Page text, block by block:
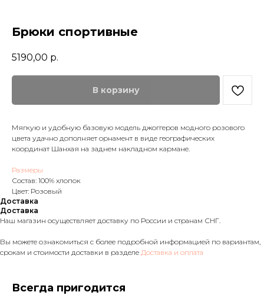
Брюки спортивные
5190,00 р.
В корзину
Мягкую и удобную базовую модель джоггеров модного розового
цвета удачно дополняет орнамент в виде географических
координат Шанхая на заднем накладном кармане.
Размеры
Состав: 100% хлопок
Цвет: Розовый
Доставка
Доставка
Наш магазин осуществляет доставку по России и странам СНГ.
Вы можете ознакомиться с более подробной информацией по вариантам,
срокам и стоимости доставки в разделе Доставка и оплата
Всегда пригодится